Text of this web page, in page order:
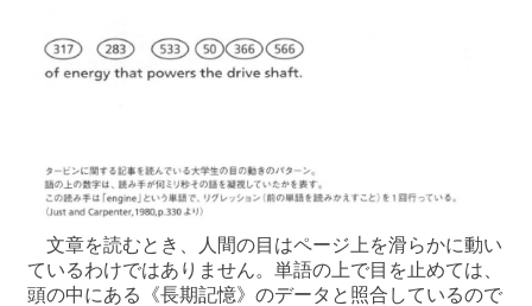
文章を読むとき、人間の目はページ上を滑らかに動い
ているわけではありません。単語の上で目を止めては、
頭の中にある《長期記憶》のデータと照合しているので